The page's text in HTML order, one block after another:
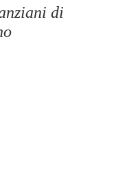
di